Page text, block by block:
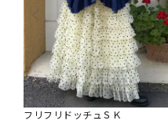
フリフリドッチュＳＫ